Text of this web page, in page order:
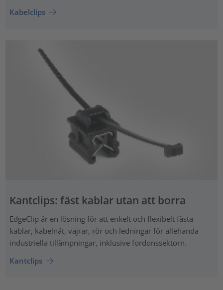
Kabelclips
Kantclips: fäst kablar utan att borra
EdgeClip är en lösning för att enkelt och flexibelt fästa
kablar, kabelnät, vajrar, rör och ledningar för allehanda
industriella tillämpningar, inklusive fordonssektorn.
Kantclips